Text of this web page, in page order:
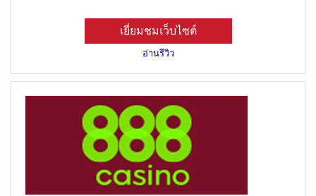
เยี่ยมชมเว็บไซต์
อ่านรีวิว